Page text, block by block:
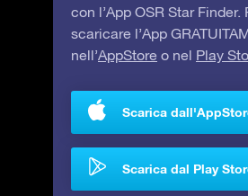
con l’App OSR Star Finder.
scaricare l’App
nell’AppStore o nel Play
Scarica
Scarica dal Play